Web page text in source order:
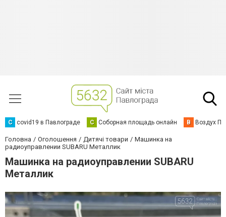
C covid19 в Павлограде С Соборная площадь онлайн В Воздух
Головна Оголошення Дитячі товари
Машинка на
радиоуправлении SUBARU Металлик
Машинка на радиоуправлении SUBARU
Металлик